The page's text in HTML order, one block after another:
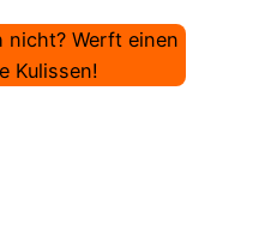
nicht? Werft einen
Kulissen!